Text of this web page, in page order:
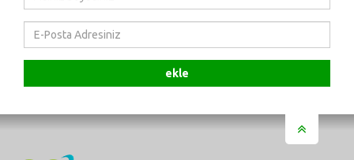
E-
Adresiniz
ekle